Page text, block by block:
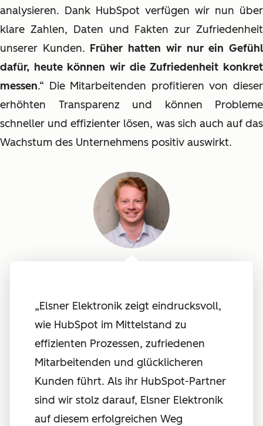
analysieren. Dank HubSpot verfügen wir nun über
klare Zahlen, Daten und Fakten zur Zufriedenheit
unserer Kunden. Früher hatten wir nur ein Gefühl
dafür, heute können wir die Zufriedenheit konkret
messen.“ Die Mitarbeitenden profitieren von dieser
erhöhten Transparenz und können Probleme
schneller und effizienter lösen, was sich auch auf das
Wachstum des Unternehmens positiv auswirkt.
„Elsner Elektronik zeigt eindrucksvoll,
wie HubSpot im Mittelstand zu
effizienten Prozessen, zufriedenen
Mitarbeitenden und glücklicheren
Kunden führt. Als ihr HubSpot-Partner
sind wir stolz darauf, Elsner Elektronik
auf diesem erfolgreichen Weg